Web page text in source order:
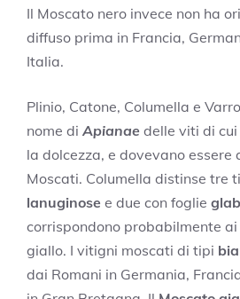
Il Moscato nero invece non ha
diffuso prima in Francia,
Italia.
Plinio, Catone, Columella e
nome di Apianae delle viti di
la dolcezza, e dovevano essere
Moscati. Columella distinse tre
lanuginose e due con foglie
corrispondono probabilmente
giallo. I vitigni moscati di tipi
dai Romani in Germania,